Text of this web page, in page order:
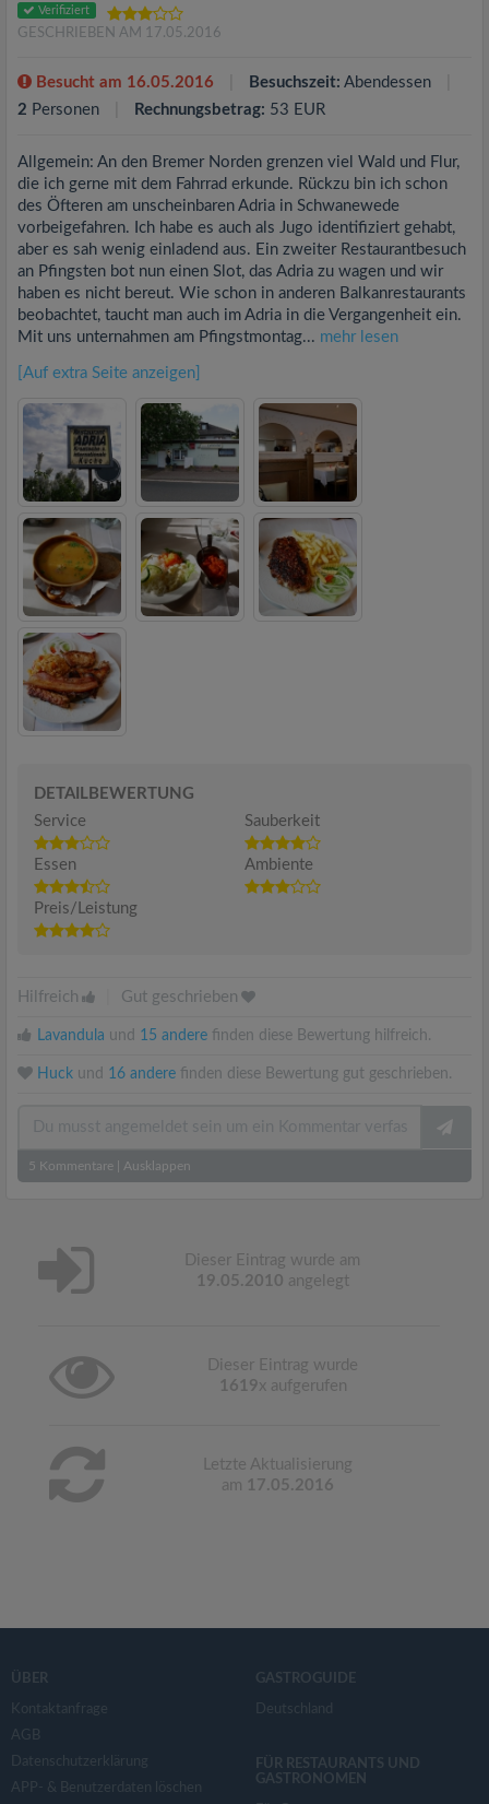
Verifiziert
GESCHRIEBEN AM 17.05.2016
Besucht am 16.05.2016 Besuchszeit: Abendessen
2 Personen Rechnungsbetrag: 53 EUR
Allgemein: An den Bremer Norden grenzen viel Wald und Flur,
die ich gerne mit dem Fahrrad erkunde. Rückzu bin ich schon
des Öfteren am unscheinbaren Adria in Schwanewede
vorbeigefahren. Ich habe es auch als Jugo identifiziert gehabt,
aber es sah wenig einladend aus. Ein zweiter Restaurantbesuch
an Pfingsten bot nun einen Slot, das Adria zu wagen und wir
haben es nicht bereut. Wie schon in anderen Balkanrestaurants
beobachtet, taucht man auch im Adria in die Vergangenheit ein.
Mit uns unternahmen am Pfingstmontag... mehr lesen
[Auf extra Seite anzeigen]
DETAILBEWERTUNG
Service
Sauberkeit
Essen Ambiente
Preis/Leistung
Hilfreich Gut geschrieben
Lavandula und 15 andere finden diese Bewertung hilfreich.
Huck und 16 andere finden diese Bewertung gut geschrieben.
5 Kommentare Ausklappen
Dieser Eintrag wurde am
19.05.2010 angelegt
Dieser Eintrag wurde
1619x aufgerufen
Letzte Aktualisierung
am 17.05.2016
ÜBER
Kontaktanfrage
AGB
Datenschutzerklärung
APP- & Benutzerdaten löschen
GASTROGUIDE
Deutschland
FÜR RESTAURANTS UND
GASTRONOMEN